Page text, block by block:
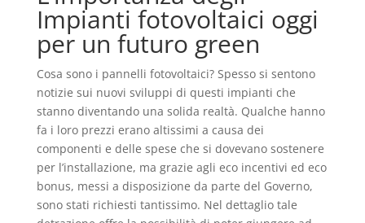
Impianti fotovoltaici oggi
per un futuro green
Cosa sono i pannelli fotovoltaici? Spesso si sentono
notizie sui nuovi sviluppi di questi impianti che
stanno diventando una solida realtà. Qualche hanno
fa i loro prezzi erano altissimi a causa dei
componenti e delle spese che si dovevano sostenere
per l’installazione, ma grazie agli eco incentivi ed eco
bonus, messi a disposizione da parte del Governo,
sono stati richiesti tantissimo. Nel dettaglio tale